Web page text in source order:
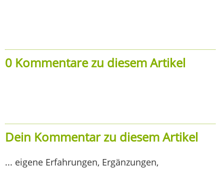
0 Kommentare zu diesem Artikel
Dein Kommentar zu diesem Artikel
... eigene Erfahrungen, Ergänzungen,